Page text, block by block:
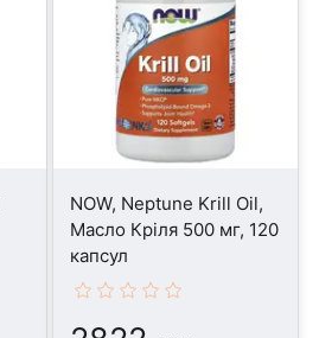
NOW, Neptune Krill Oil,
Масло Кріля 500 мг, 120
капсул